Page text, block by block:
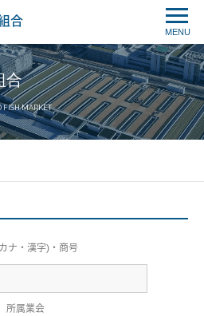
合
MENU
合
FISH MARKET
ナ・漢字)・商号
所属業会